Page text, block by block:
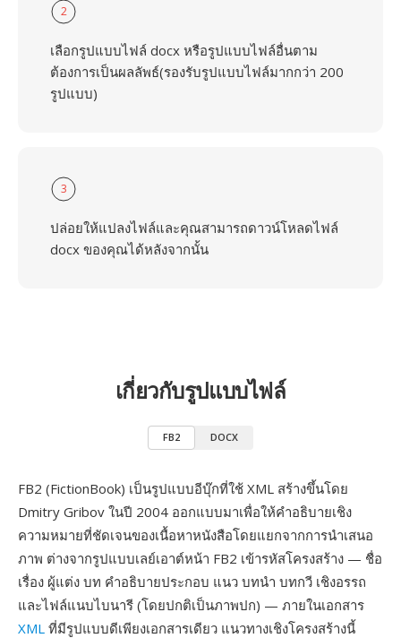
2
เลือกรูปแบบไฟล์ docx หรือรูปแบบไฟล์อื่นตาม
ต้องการเป็นผลลัพธ์(รองรับรูปแบบไฟล์มากกว่า 200
รูปแบบ)
3
ปล่อยให้แปลงไฟล์และคุณสามารถดาวน์โหลดไฟล์
docx ของคุณได้หลังจากนั้น
เกี่ยวกับรูปแบบไฟล์
FB2 DOCX
FB2 (FictionBook) เป็นรูปแบบอีบุ๊กที่ใช้ XML สร้างขึ้นโดย
Dmitry Gribov ในปี 2004 ออกแบบมาเพื่อให้คำอธิบายเชิง
ความหมายที่ชัดเจนของเนื้อหาหนังสือโดยแยกจากการนำเสนอ
ภาพ ต่างจากรูปแบบเลย์เอาต์หน้า FB2 เข้ารหัสโครงสร้าง — ชื่อ
เรื่อง ผู้แต่ง บท คำอธิบายประกอบ แนว บทนำ บทกวี เชิงอรรถ
และไฟล์แนบไบนารี (โดยปกติเป็นภาพปก) — ภายในเอกสาร
XML ที่มีรูปแบบดีเพียงเอกสารเดียว แนวทางเชิงโครงสร้างนี้